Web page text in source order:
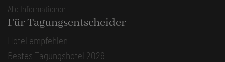
Alle Informationen
Für Tagungsentscheider
Hotel empfehlen
Bestes Tagungshotel 2026